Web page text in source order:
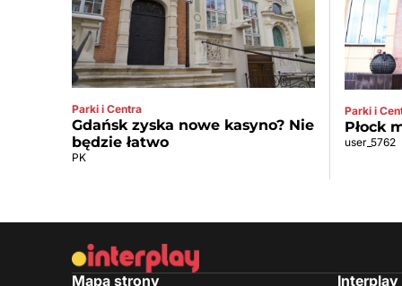
Parki i Centra
Gdańsk zyska nowe kasyno? Nie
będzie łatwo
PK
Parki i
Płock
user_5762
Mapa strony Interplay